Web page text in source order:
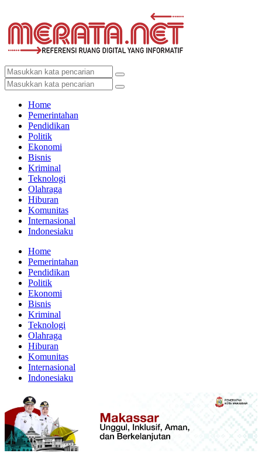
Home
Pemerintahan
Pendidikan
Politik
Ekonomi
Bisnis
Kriminal
Teknologi
Olahraga
Hiburan
Komunitas
Internasional
Indonesiaku
Home
Pemerintahan
Pendidikan
Politik
Ekonomi
Bisnis
Kriminal
Teknologi
Olahraga
Hiburan
Komunitas
Internasional
Indonesiaku